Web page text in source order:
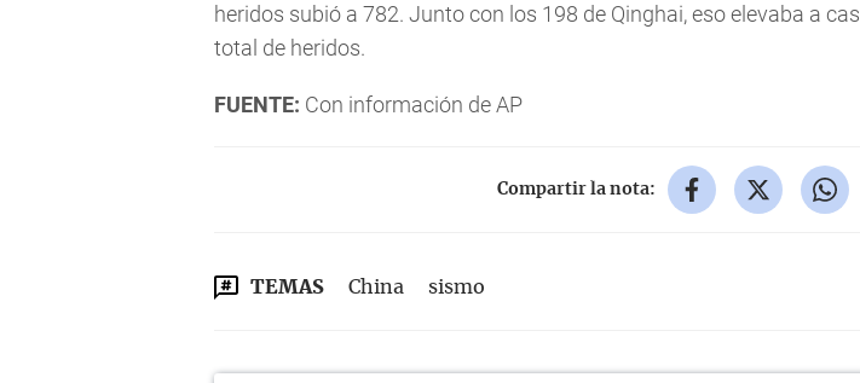
heridos subió a 782. Junto con los 198 de Qinghai, eso elevaba a
total de heridos.
FUENTE: Con información de AP
Compartir la nota:
TEMAS China sismo